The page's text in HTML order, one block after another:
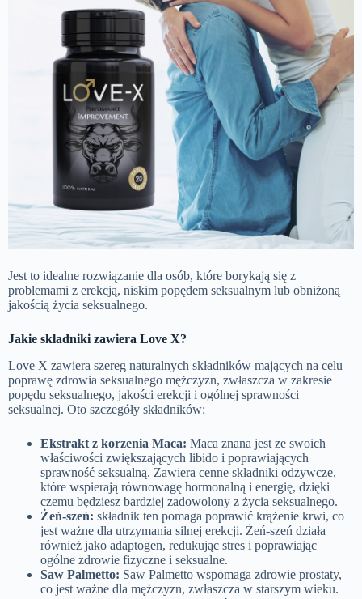
Jest to idealne rozwiązanie dla osób, które borykają się z
problemami z erekcją, niskim popędem seksualnym lub obniżoną
jakością życia seksualnego.
Jakie składniki zawiera Love X?
Love X zawiera szereg naturalnych składników mających na celu
poprawę zdrowia seksualnego mężczyzn, zwłaszcza w zakresie
popędu seksualnego, jakości erekcji i ogólnej sprawności
seksualnej. Oto szczegóły składników:
Ekstrakt z korzenia Maca: Maca znana jest ze swoich
właściwości zwiększających libido i poprawiających
sprawność seksualną. Zawiera cenne składniki odżywcze,
które wspierają równowagę hormonalną i energię, dzięki
czemu będziesz bardziej zadowolony z życia seksualnego.
Żeń-szeń: składnik ten pomaga poprawić krążenie krwi, co
jest ważne dla utrzymania silnej erekcji. Żeń-szeń działa
również jako adaptogen, redukując stres i poprawiając
ogólne zdrowie fizyczne i seksualne.
Saw Palmetto: Saw Palmetto wspomaga zdrowie prostaty,
co jest ważne dla mężczyzn, zwłaszcza w starszym wieku.